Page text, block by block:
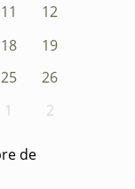
11
12
18
19
25
26
1 2
de